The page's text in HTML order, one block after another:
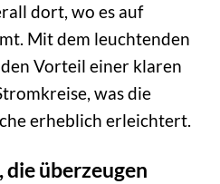
dort, wo es auf
Mit dem leuchtenden
Vorteil einer klaren
was die
erheblich erleichtert.
die überzeugen